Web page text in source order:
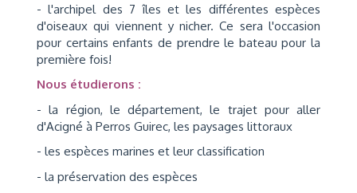
- l'archipel des 7 îles et les différentes espèces
d'oiseaux qui viennent y nicher. Ce sera l'occasion
pour certains enfants de prendre le bateau pour la
première fois!
Nous étudierons :
- la région, le département, le trajet pour aller
d'Acigné à Perros Guirec, les paysages littoraux
- les espèces marines et leur classification
- la préservation des espèces